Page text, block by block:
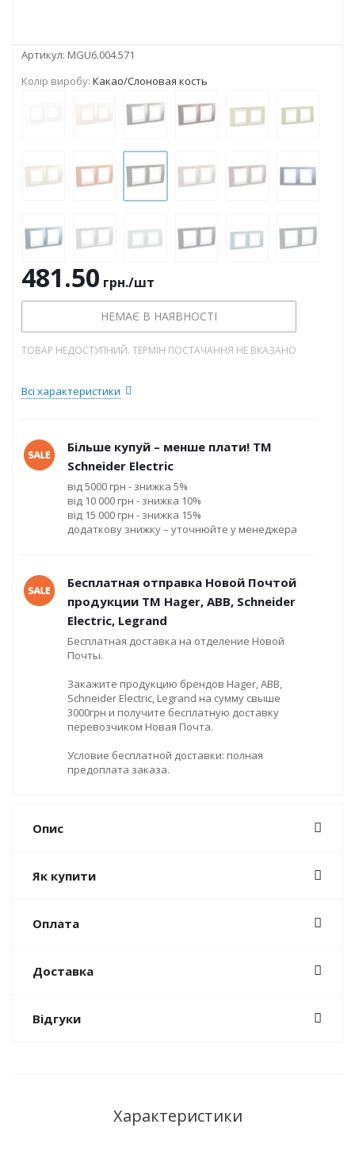
Артикул: MGU6.004.571
Колір виробу: Какао/Слоновая кость
481.50 грн./шт
НЕМАЄ В НАЯВНОСТІ
ТОВАР НЕДОСТУПНИЙ. ТЕРМІН ПОСТАЧАННЯ НЕ ВКАЗАНО
Всі характеристики
Більше купуй – менше плати! ТМ
Schneider Electric
від 5000 грн - знижка 5%
від 10 000 грн - знижка 10%
від 15 000 грн - знижка 15%
додаткову знижку – уточнюйте у менеджера
Бесплатная отправка Новой Почтой
продукции ТМ Hager, ABB, Schneider
Electric, Legrand
Бесплатная доставка на отделение Новой
Почты.
Закажите продукцию брендов Hager, ABB,
Schneider Electric, Legrand на сумму свыше
3000грн и получите бесплатную доставку
перевозчиком Новая Почта.
Условие бесплатной доставки: полная
предоплата заказа.
Опис
Як купити
Оплата
Доставка
Відгуки
Характеристики